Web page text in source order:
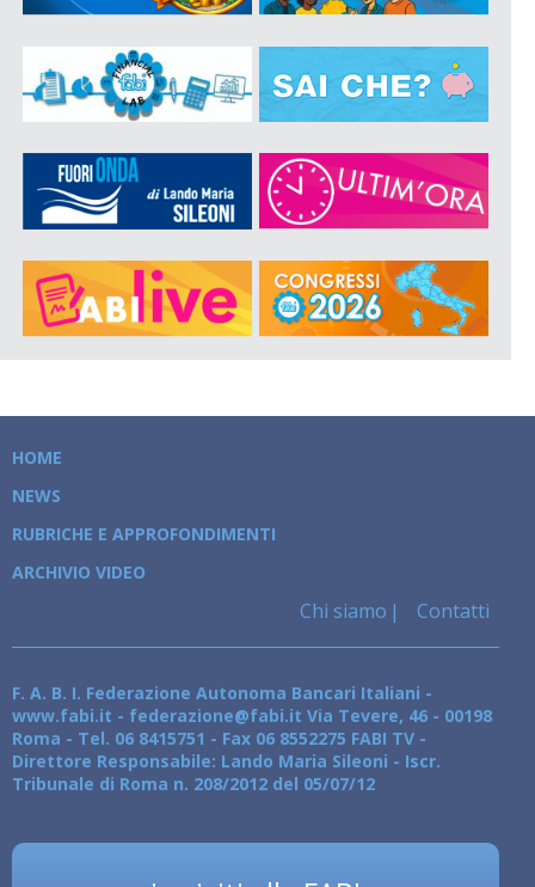
HOME
NEWS
RUBRICHE E APPROFONDIMENTI
ARCHIVIO VIDEO
Chi siamo Contatti
F. A. B. I. Federazione Autonoma Bancari Italiani -
www.fabi.it - federazione@fabi.it Via Tevere, 46 - 00198
Roma - Tel. 06 8415751 - Fax 06 8552275 FABI TV -
Direttore Responsabile: Lando Maria Sileoni - Iscr.
Tribunale di Roma n. 208/2012 del 05/07/12